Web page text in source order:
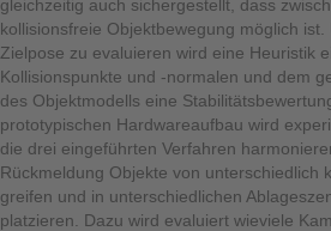
gleichzeitig auch sichergestellt, dass
kollisionsfreie Objektbewegung möglich
Zielpose zu evaluieren wird eine Heuristik
Kollisionspunkte und -normalen und dem
des Objektmodells eine
prototypischen Hardwareaufbau wird
die drei eingeführten Verfahren
Rückmeldung Objekte von unterschiedlich
greifen und in unterschiedlichen
platzieren. Dazu wird evaluiert wieviele